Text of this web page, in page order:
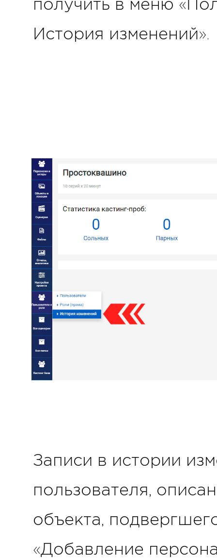
получить в меню
История изменений».
Записи в истории
пользователя,
объекта,
«Добавление